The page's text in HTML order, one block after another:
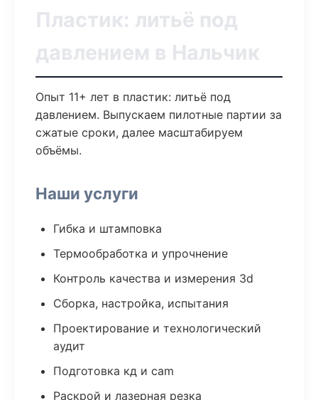
Пластик: литьё под
давлением в Нальчик
Опыт 11+ лет в пластик: литьё под
давлением. Выпускаем пилотные партии за
сжатые сроки, далее масштабируем
объёмы.
Наши услуги
Гибка и штамповка
Термообработка и упрочнение
Контроль качества и измерения 3d
Сборка, настройка, испытания
Проектирование и технологический
аудит
Подготовка кд и cam
Раскрой и лазерная резка